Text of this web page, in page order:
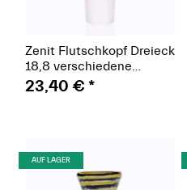
Zenit Flutschkopf Dreieck
18,8 verschiedene
Farben
23,40 € *
AUF LAGER (Paket)